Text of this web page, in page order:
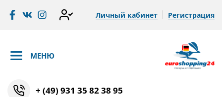
Личный кабинет Регистрация
МЕНЮ
+ (49) 931 35 82 38 95